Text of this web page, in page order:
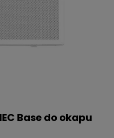
Base do okapu